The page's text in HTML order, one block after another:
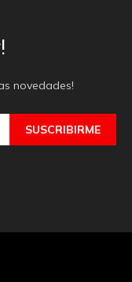
novedades!
SUSCRIBIRME